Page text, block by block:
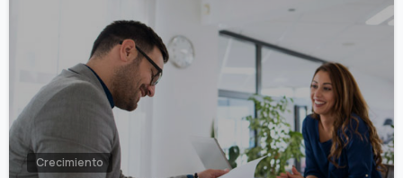
Crecimiento